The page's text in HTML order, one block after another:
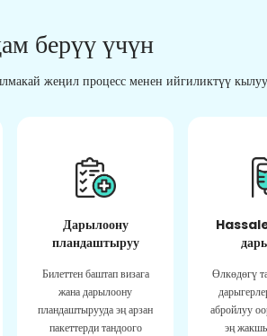
берүү үчүн
жеңил процесс менен ийгиликтүү
Дарылоону
пландаштыруу
Билеттен баштап визага
жана дарылоону
пландаштырууда эң арзан
пакеттерди тандоого
Өлкөдөгү
абройлуу
эң